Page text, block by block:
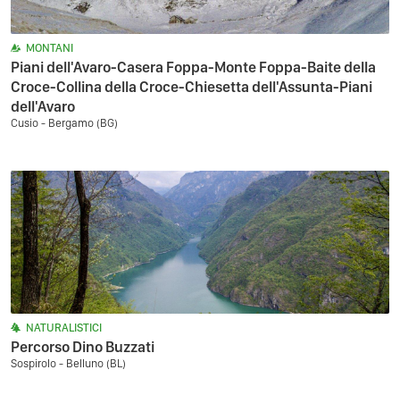
MONTANI
Piani dell'Avaro-Casera Foppa-Monte Foppa-Baite della
Croce-Collina della Croce-Chiesetta dell'Assunta-Piani
dell'Avaro
Cusio - Bergamo (BG)
NATURALISTICI
Percorso Dino Buzzati
Sospirolo - Belluno (BL)